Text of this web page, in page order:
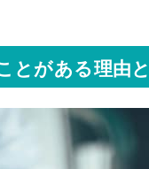
とがある理由